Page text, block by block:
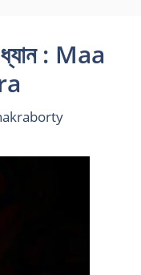
ধ্যান : Maa